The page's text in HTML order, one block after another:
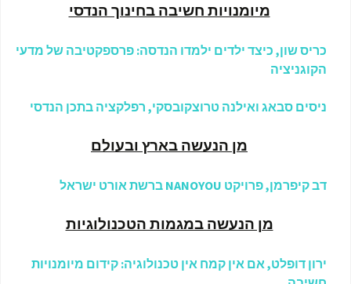
מיומנויות חשיבה בחינוך הנדסי
כריס שון, כיצד ילדים ילמדו הנדסה: פרספקטיבה של מדעי
הקוגניציה
ניסים סבאג ואילנה טרוצקובסקי, רפלקציה בתכן הנדסי
מן הנעשה בארץ ובעולם
דב קיפרמן, פרויקט NANOYOU ברשת אורט ישראל
מן הנעשה במגמות הטכנולוגיות
ירון דופלט, אם אין קמח אין טכנולוגיה: קידום מיומנויות